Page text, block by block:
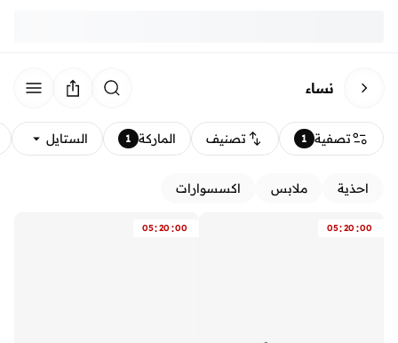
نساء
تصفية 1 تصنيف الماركة 1 الستايل
احذية ملابس اكسسوارات
05:20 :00
05:20 :00